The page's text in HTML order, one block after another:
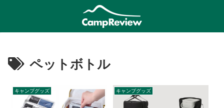
ペットボトル
キャンプグッズ キャンプグッズ